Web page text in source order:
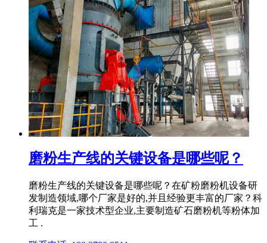
磨粉生产线的关键设备是哪些呢？
磨粉生产线的关键设备是哪些呢？在矿粉磨粉机设备研
发制造领域,哪个厂家是好的,并且经验更丰富的厂家？科
利瑞克是一家技术型企业,主要制造矿石磨粉机等粉体加
工 .